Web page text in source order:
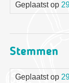
Geplaatst op
Stemmen
Geplaatst op